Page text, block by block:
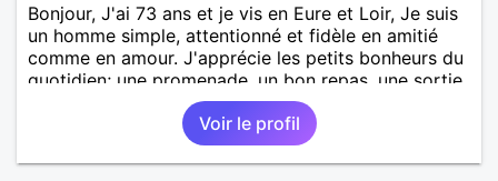
Bonjour, J'ai 73 ans et je vis en Eure et Loir, Je suis
un homme simple, attentionné et fidèle en amitié
comme en amour. J'apprécie les petits bonheurs du
quotidien; une promenade, un bon repas, une sortie,
une discision agréable ou un moment de détente à
deux. Je souhaite rencontrer une femme douce,
honnête et bienveillante, avec qui partager des
moments de complicité, de rire et de confiance. Je
Voir le profil